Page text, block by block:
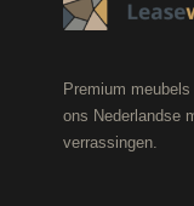
Premium
ons Nederlandse
verrassingen.